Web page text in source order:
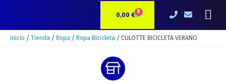
0,00 € 0CARRITO
Inicio / Tienda / Ropa / Ropa Bicicleta / CULOTTE BICICLETA VERANO
precio
original
era:
55,00 €.
El
precio
actual
es:
cantidad